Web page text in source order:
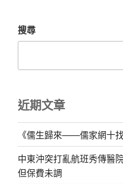
搜尋
近期文章
《儒生歸來——儒家網十
中東沖突打亂航班秀傳醫
但保費未調